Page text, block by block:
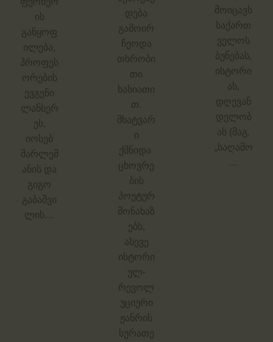
ის
განყოფ
ილება,
პროფეს
ორების
ევგენი
ლანსერ
ეს,
იოსებ
შარლემ
ანის და
გიგო
გაბაშვი
ლის…
დება
გამოირ
ჩეოდა
თხრობი
თი
ხასიათი
თ.
მხატვარ
ი
ქმნიდა
ცხოვრე
ბის
პოეტურ
მონახაზ
ებს,
ასევე
ისტორი
ულ-
რევოლ
უციური
ჟანრის
სურათე
მოიცავს
საქართ
ველოს
ბუნებას,
ისტორი
ას,
დღევან
დელობ
ას (მაგ.
„საღამო